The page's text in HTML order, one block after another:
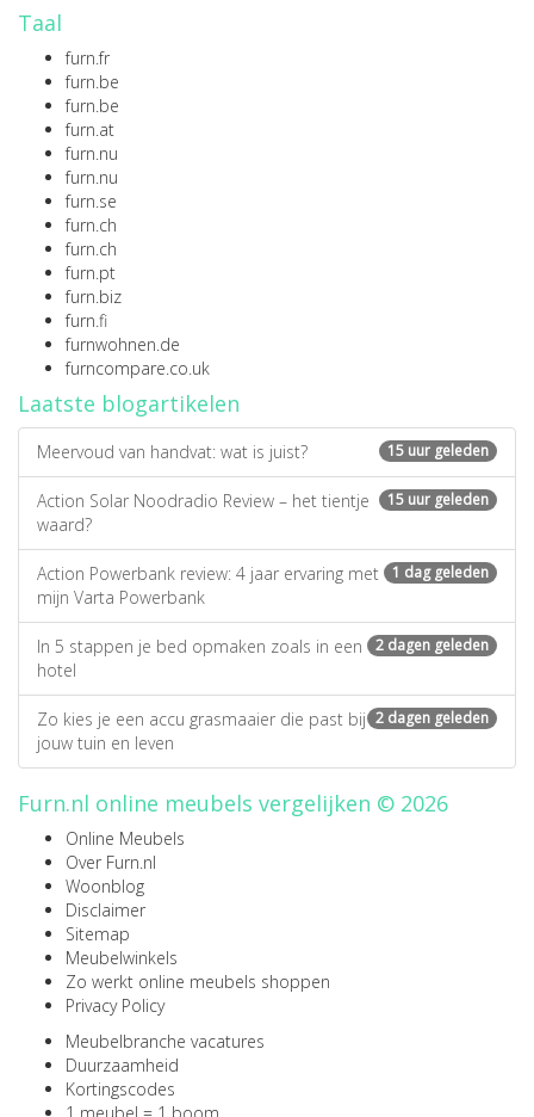
Taal
furn.fr
furn.be
furn.be
furn.at
furn.nu
furn.nu
furn.se
furn.ch
furn.ch
furn.pt
furn.biz
furn.fi
furnwohnen.de
furncompare.co.uk
Laatste blogartikelen
15 uur geleden
Meervoud van handvat: wat is juist?
15 uur geleden
Action Solar Noodradio Review – het tientje
waard?
1 dag geleden
Action Powerbank review: 4 jaar ervaring met
mijn Varta Powerbank
2 dagen geleden
In 5 stappen je bed opmaken zoals in een
hotel
2 dagen geleden
Zo kies je een accu grasmaaier die past bij
jouw tuin en leven
Furn.nl online meubels vergelijken © 2026
Online Meubels
Over Furn.nl
Woonblog
Disclaimer
Sitemap
Meubelwinkels
Zo werkt online meubels shoppen
Privacy Policy
Meubelbranche vacatures
Duurzaamheid
Kortingscodes